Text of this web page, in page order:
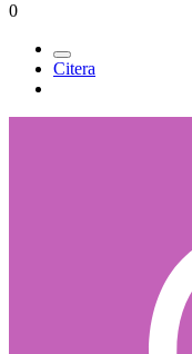
0
Citera